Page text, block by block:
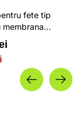
fete tip
membrana
NEODRY 5
de schi roz /